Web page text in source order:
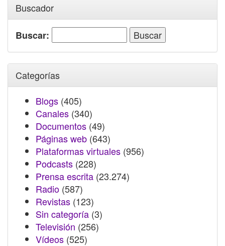
Buscador
Buscar:
Categorías
Blogs (405)
Canales (340)
Documentos (49)
Páginas web (643)
Plataformas virtuales (956)
Podcasts (228)
Prensa escrita (23.274)
Radio (587)
Revistas (123)
Sin categoría (3)
Televisión (256)
Vídeos (525)